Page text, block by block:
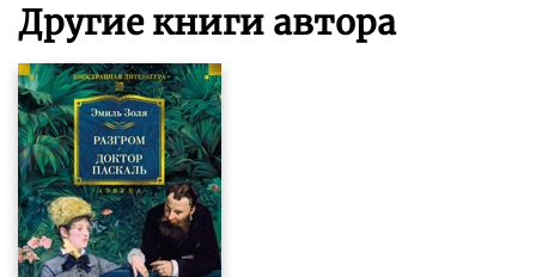
Другие книги автора